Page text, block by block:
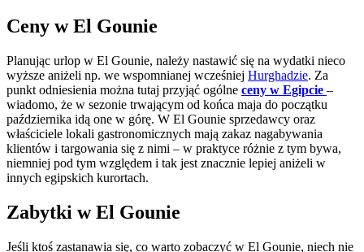
Ceny w El Gounie
Planując urlop w El Gounie, należy nastawić się na wydatki nieco
wyższe aniżeli np. we wspomnianej wcześniej Hurghadzie. Za
punkt odniesienia można tutaj przyjąć ogólne ceny w Egipcie –
wiadomo, że w sezonie trwającym od końca maja do początku
października idą one w górę. W El Gounie sprzedawcy oraz
właściciele lokali gastronomicznych mają zakaz nagabywania
klientów i targowania się z nimi – w praktyce różnie z tym bywa,
niemniej pod tym względem i tak jest znacznie lepiej aniżeli w
innych egipskich kurortach.
Zabytki w El Gounie
Jeśli ktoś zastanawia się, co warto zobaczyć w El Gounie, niech nie